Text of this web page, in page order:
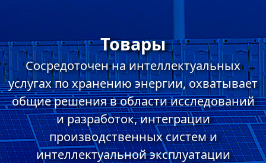
Товары
Сосредоточен на интеллектуальных
услугах по хранению энергии, охватывает
общие решения в области исследований
и разработок, интеграции
производственных систем и
интеллектуальной эксплуатации